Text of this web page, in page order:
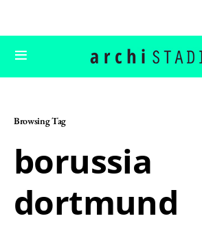
Browsing Tag
borussia
dortmund